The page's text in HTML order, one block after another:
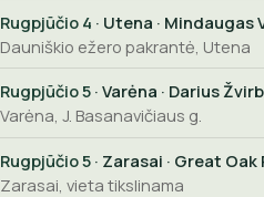
Rugpjūčio 4 · Utena · Mindaugas
Dauniškio ežero pakrantė, Utena
Rugpjūčio 5 · Varėna · Darius
Varėna, J. Basanavičiaus g.
Rugpjūčio 5 · Zarasai · Great
Zarasai, vieta tikslinama